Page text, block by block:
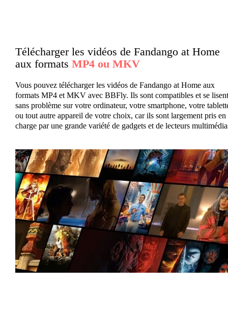
Télécharger les vidéos de Fandango at Home
aux formats MP4 ou MKV
Vous pouvez télécharger les vidéos de Fandango at Home aux
formats MP4 et MKV avec BBFly. Ils sont compatibles et se lisent
sans problème sur votre ordinateur, votre smartphone, votre
ou tout autre appareil de votre choix, car ils sont largement pris en
charge par une grande variété de gadgets et de lecteurs